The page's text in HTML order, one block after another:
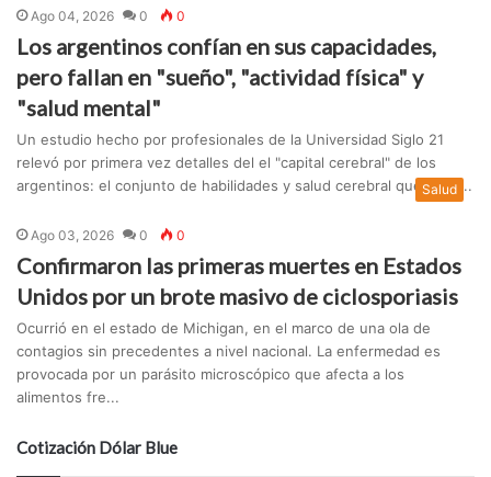
Ago 04, 2026 0 0
Los argentinos confían en sus capacidades,
pero fallan en "sueño", "actividad física" y
"salud mental"
Un estudio hecho por profesionales de la Universidad Siglo 21
relevó por primera vez detalles del el "capital cerebral" de los
argentinos: el conjunto de habilidades y salud cerebral que sosti...
Salud
Ago 03, 2026 0 0
Confirmaron las primeras muertes en Estados
Unidos por un brote masivo de ciclosporiasis
Ocurrió en el estado de Michigan, en el marco de una ola de
contagios sin precedentes a nivel nacional. La enfermedad es
provocada por un parásito microscópico que afecta a los
alimentos fre...
Cotización Dólar Blue